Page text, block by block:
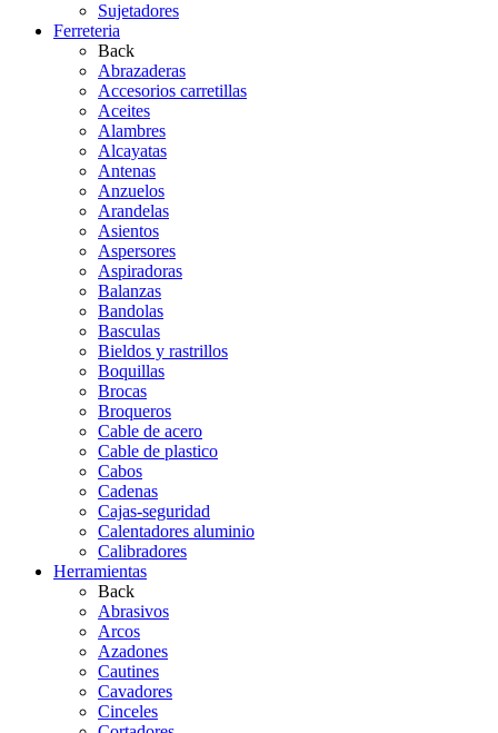
Sujetadores
Ferreteria
Back
Abrazaderas
Accesorios carretillas
Aceites
Alambres
Alcayatas
Antenas
Anzuelos
Arandelas
Asientos
Aspersores
Aspiradoras
Balanzas
Bandolas
Basculas
Bieldos y rastrillos
Boquillas
Brocas
Broqueros
Cable de acero
Cable de plastico
Cabos
Cadenas
Cajas-seguridad
Calentadores aluminio
Calibradores
Herramientas
Back
Abrasivos
Arcos
Azadones
Cautines
Cavadores
Cinceles